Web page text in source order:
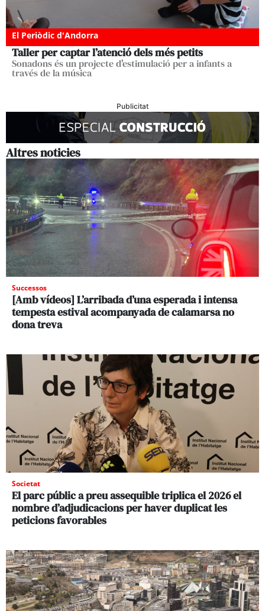
El Periòdic d'Andorra
Taller per captar l’atenció dels més petits
Sonadons és un projecte d'estimulació per a infants a
través de la música
Publicitat
Altres noticies
Successos
[Amb vídeos] L’arribada d’una esperada i intensa
tempesta estival acompanyada de calamarsa no
dona treva
Societat
El parc públic a preu assequible triplica el 2026 el
nombre d’adjudicacions per haver duplicat les
peticions favorables